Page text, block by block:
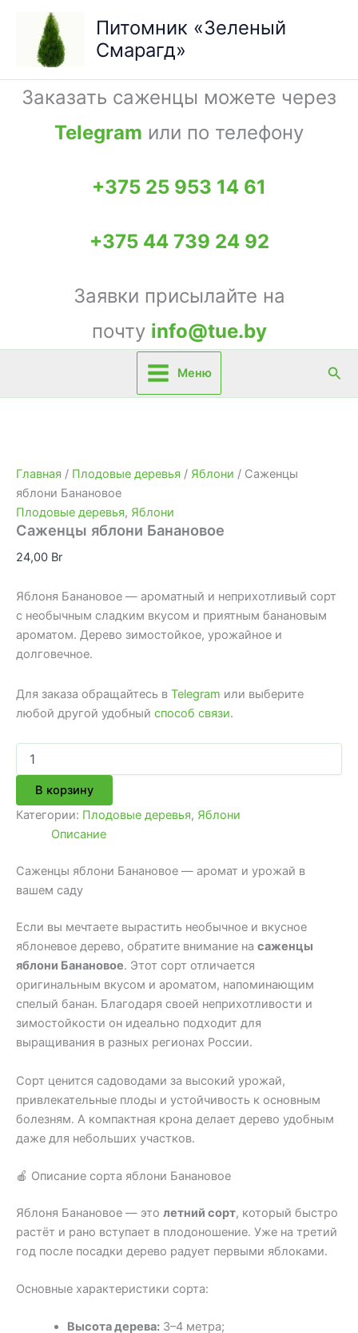
содержимому
Питомник «Зеленый
Смарагд»
Заказать саженцы можете через
Telegram или по телефону
+375 25 953 14 61
+375 44 739 24 92
Заявки присылайте на
почту info@tue.by
Меню
Главная / Плодовые деревья / Яблони / Саженцы
яблони Банановое
Плодовые деревья, Яблони
Саженцы яблони Банановое
24,00 Br
Яблоня Банановое — ароматный и неприхотливый сорт
с необычным сладким вкусом и приятным банановым
ароматом. Дерево зимостойкое, урожайное и
долговечное.
Для заказа обращайтесь в Telegram или выберите
любой другой удобный способ связи.
товара
Саженцы
яблони
Банановое
В корзину
Категории: Плодовые деревья, Яблони
Описание
Саженцы яблони Банановое — аромат и урожай в
вашем саду
Если вы мечтаете вырастить необычное и вкусное
яблоневое дерево, обратите внимание на саженцы
яблони Банановое. Этот сорт отличается
оригинальным вкусом и ароматом, напоминающим
спелый банан. Благодаря своей неприхотливости и
зимостойкости он идеально подходит для
выращивания в разных регионах России.
Сорт ценится садоводами за высокий урожай,
привлекательные плоды и устойчивость к основным
болезням. А компактная крона делает дерево удобным
даже для небольших участков.
🍎 Описание сорта яблони Банановое
Яблоня Банановое — это летний сорт, который быстро
растёт и рано вступает в плодоношение. Уже на третий
год после посадки дерево радует первыми яблоками.
Основные характеристики сорта:
Высота дерева:3–4 метра;